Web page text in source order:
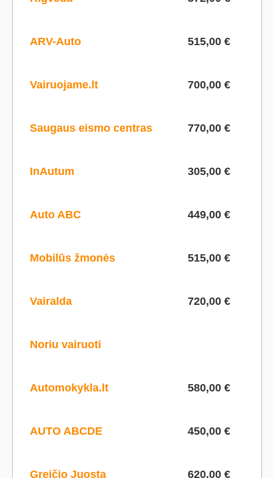
ARV-Auto 515,00 €
Vairuojame.lt 700,00 €
Saugaus eismo centras 770,00 €
InAutum 305,00 €
Auto ABC 449,00 €
Mobilūs žmonės 515,00 €
Vairalda 720,00 €
Noriu vairuoti
Automokykla.lt 580,00 €
AUTO ABCDE 450,00 €
Greičio Juosta 620,00 €